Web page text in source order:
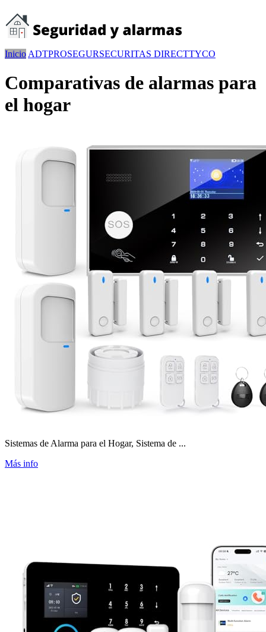
Inicio ADTPROSEGURSECURITAS DIRECTTYCO
Comparativas de alarmas para
el hogar
Sistemas de Alarma para el Hogar, Sistema de ...
Más info